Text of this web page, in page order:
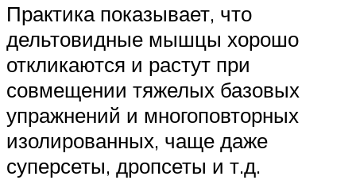
Практика показывает, что
дельтовидные мышцы хорошо
откликаются и растут при
совмещении тяжелых базовых
упражнений и многоповторных
изолированных, чаще даже
суперсеты, дропсеты и т.д.